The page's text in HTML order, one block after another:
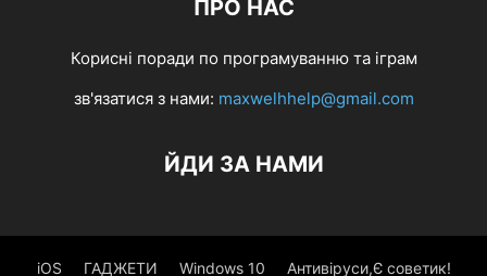
ПРО НАС
Корисні поради по програмуванню та іграм
зв'язатися з нами: maxwelhhelp@gmail.com
ЙДИ ЗА НАМИ
iOS ГАДЖЕТИ Windows 10 Антивіруси,Є советик!